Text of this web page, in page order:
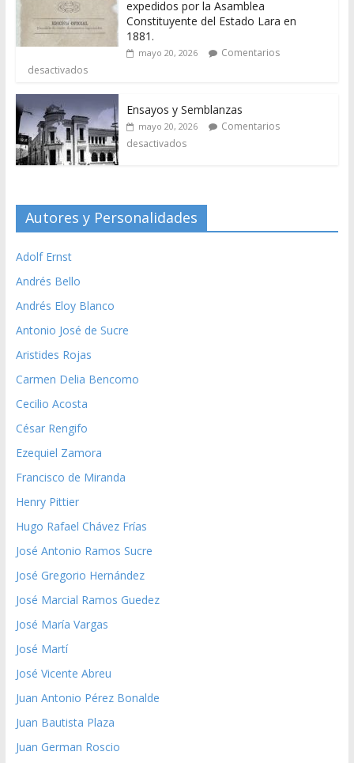
expedidos por la Asamblea
Constituyente del Estado Lara en
1881.
mayo 20, 2026
Comentarios
desactivados
Ensayos y Semblanzas
mayo 20, 2026
Comentarios
desactivados
Autores y Personalidades
Adolf Ernst
Andrés Bello
Andrés Eloy Blanco
Antonio José de Sucre
Aristides Rojas
Carmen Delia Bencomo
Cecilio Acosta
César Rengifo
Ezequiel Zamora
Francisco de Miranda
Henry Pittier
Hugo Rafael Chávez Frías
José Antonio Ramos Sucre
José Gregorio Hernández
José Marcial Ramos Guedez
José María Vargas
José Martí
José Vicente Abreu
Juan Antonio Pérez Bonalde
Juan Bautista Plaza
Juan German Roscio